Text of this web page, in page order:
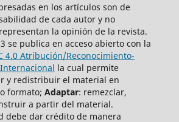
en los artículos son de
de cada autor y no
la opinión de la revista.
se publica en acceso abierto con la
4.0 Atribución/Reconocimiento-
la cual permite
y redistribuir el material en
formato; Adaptar: remezclar,
a partir del material.
debe dar crédito de manera